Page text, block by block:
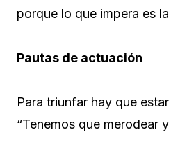
porque lo que impera es
Pautas de actuación
Para triunfar hay que
“Tenemos que merodear